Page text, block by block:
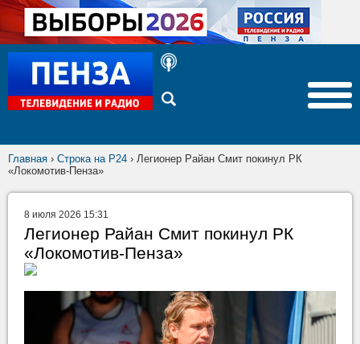
Главная › Строка на Р24 › Легионер Райан Смит покинул РК
«Локомотив-Пенза»
8 июля 2026 15:31
Легионер Райан Смит покинул РК
«Локомотив-Пенза»